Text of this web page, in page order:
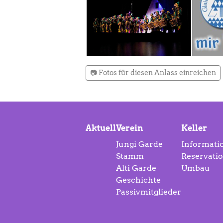
📷 Fotos für diesen Anlass einreichen
AktuellVerein
Jungi Garde
Stamm
Alti Garde
Geschichte
Passivmitglieder
Keller
Umbau